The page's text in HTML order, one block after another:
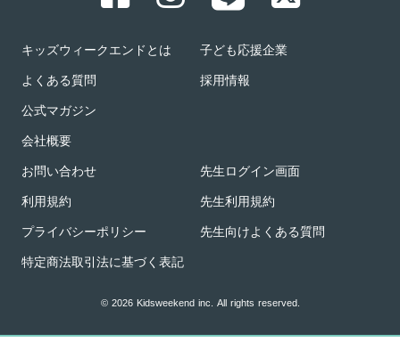
キッズウィークエンドとは
よくある質問
公式マガジン
会社概要
子ども応援企業
採用情報
お問い合わせ
利用規約
プライバシーポリシー
特定商法取引法に基づく表記
先生ログイン画面
先生利用規約
先生向けよくある質問
© 2026 Kidsweekend inc. All rights reserved.